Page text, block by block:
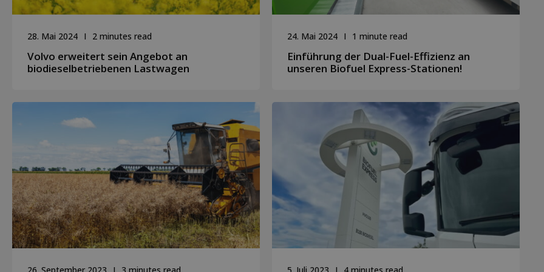
28. Mai 2024 2 minutes read
Volvo erweitert sein Angebot an
biodieselbetriebenen Lastwagen
24. Mai 2024 1 minute read
Einführung der Dual-Fuel-Effizienz an
unseren Biofuel Express-Stationen!